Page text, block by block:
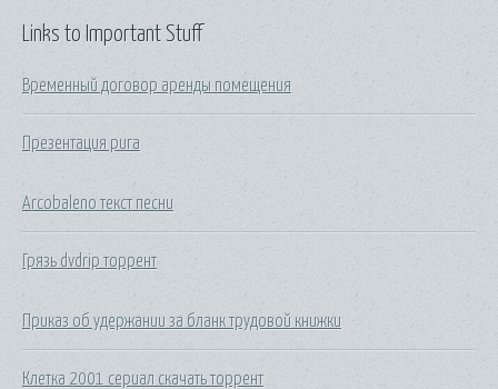
Links to Important Stuff
Временный договор аренды помещения
Презентация рига
Arcobaleno текст песни
Грязь dvdrip торрент
Приказ об удержании за бланк трудовой книжки
Клетка 2001 сериал скачать торрент